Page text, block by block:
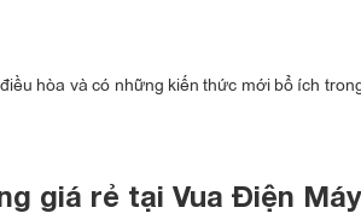
hòa và có những kiến thức mới bổ ích
giá rẻ tại Vua Điện Máy